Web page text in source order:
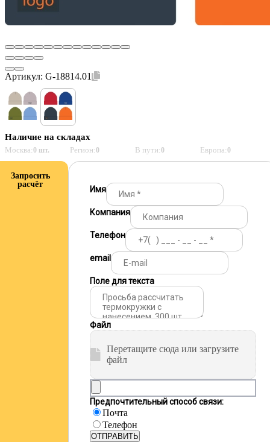
Артикул: G-18814.01
Наличие на складах
Москва:0 шт. Регион:0 В пути:0 Европа:0
Запросить
расчёт
Имя
Компания
Телефон
email
Поле для текста
Файл
Перетащите сюда или загрузите
файл
Предпочтительный способ связи:
Почта
Телефон
ОТПРАВИТЬ